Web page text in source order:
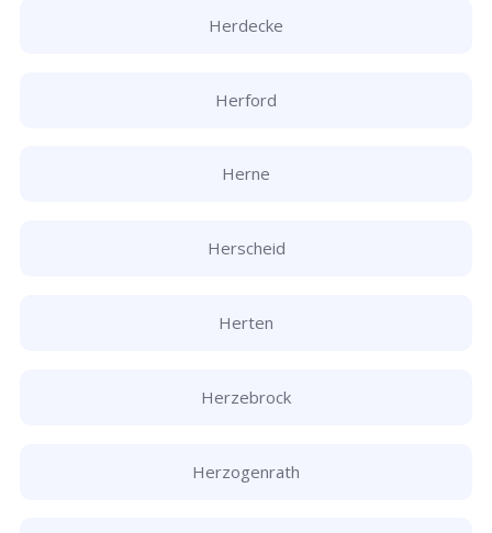
Herdecke
Herford
Herne
Herscheid
Herten
Herzebrock
Herzogenrath